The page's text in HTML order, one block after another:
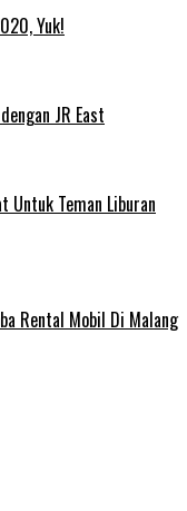
Yuk!
JR East
Untuk Teman Liburan
Rental Mobil Di Malang